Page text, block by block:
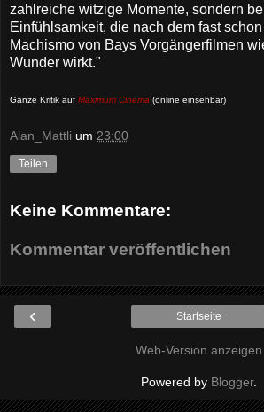
zahlreiche witzige Momente, sondern
Einfühlsamkeit, die nach dem fast
Machismo von Bays Vorgängerfilmen
Wunder wirkt."
Ganze Kritik auf Maximum Cinema (online einsehbar)
Alan_Mattli um 23:00
Teilen
Keine Kommentare:
Kommentar veröffentlichen
‹ Startseite
Web-Version anzeigen
Powered by Blogger.